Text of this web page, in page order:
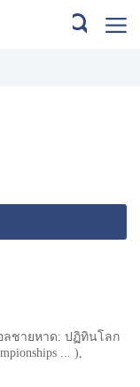
ลชายหาด: ปฏิทินโลก
... ),